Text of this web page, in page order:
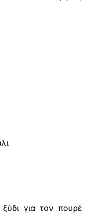
για τον πουρέ